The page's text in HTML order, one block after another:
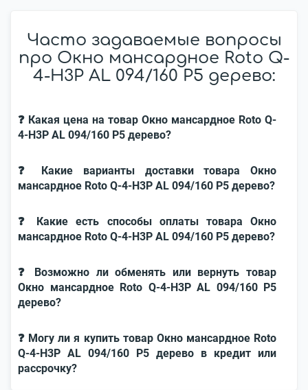
Часто задаваемые вопросы
про Окно мансардное Roto Q-
4-H3P AL 094/160 P5 дерево:
❓ Какая цена на товар Окно мансардное Roto Q-
4-H3P AL 094/160 P5 дерево?
❓ Какие варианты доставки товара Окно
мансардное Roto Q-4-H3P AL 094/160 P5 дерево?
❓ Какие есть способы оплаты товара Окно
мансардное Roto Q-4-H3P AL 094/160 P5 дерево?
❓ Возможно ли обменять или вернуть товар
Окно мансардное Roto Q-4-H3P AL 094/160 P5
дерево?
❓ Могу ли я купить товар Окно мансардное Roto
Q-4-H3P AL 094/160 P5 дерево в кредит или
рассрочку?